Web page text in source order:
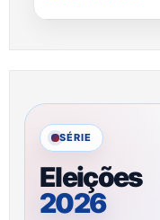
SÉRIE
Eleições
2026